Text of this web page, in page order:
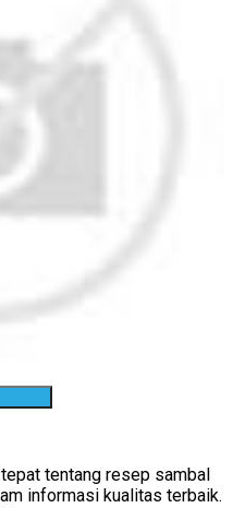
tentang resep sambal
informasi kualitas terbaik.